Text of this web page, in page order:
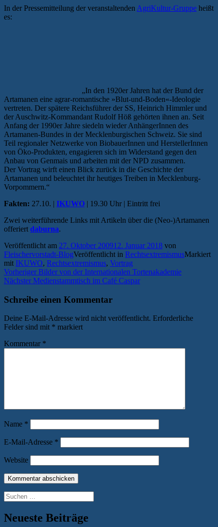
In der Pressemitteilung der veranstaltenden AgriKultur-Gruppe heißt
es:
„In den 1920er Jahren hat der Bund der
Artamanen eine agrar-romantische »Blut-und-Boden«-Ideologie
vertreten. Der spätere Reichsführer der SS, Heinrich Himmler und
der Auschwitz-Kommandant Rudolf Höß gehörten ihnen an. Seit
Anfang der 1990er Jahre siedeln wieder AnhängerInnen des
Artamanen-Bundes in der Mecklenburgischen Schweiz. Sie sind
Teil regionaler Netzwerke von BiobauerInnen und HerstellerInnen
von Öko-Produkten, engagieren sich im Widerstand gegen den
Anbau von Genmais und arbeiten mit der NPD zusammen.
Der Vortrag wirft einen Blick zurück in die Geschichte der
Artamanen und beleuchtet ihr heutiges Treiben in Mecklenburg-
Vorpommern.“
Fakten: 27.10. | IKUWO | 19.30 Uhr | Eintritt frei
Zwei weiterführende Links mit Artikeln über die (Neo-)Artamanen
offeriert daburna.
Veröffentlicht am 27. Oktober 200912. Januar 2018 von
Fleischervorstadt-BlogVeröffentlicht in RechtsextremismusMarkiert
mit IKUWO, Rechtsextremismus, Vortrag
Beitragsnavigation
Vorheriger Vorheriger
Beitrag:
Bilder von der Internationalen Tortenakademie
Nächster Nächster
Medienstammtisch im Café Caspar
Schreibe einen Kommentar
Deine E-Mail-Adresse wird nicht veröffentlicht. Erforderliche
Felder sind mit * markiert
Kommentar *
Name *
E-Mail-Adresse *
Website
Suchen
nach:
Neueste Beiträge